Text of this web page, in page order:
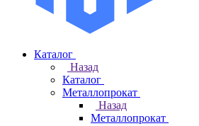
Каталог
Назад
Каталог
Металлопрокат
Назад
Металлопрокат